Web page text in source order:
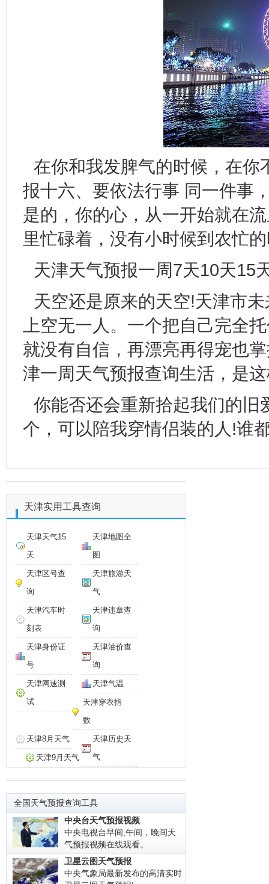
在你和我发脾气的时候，在你
报十六、要依法行事 同一件事
是的，你的心，从一开始就在
里忙碌着，没有小时候到农忙
天津天气预报一周7天10天15
天空还是原来的天空!天津市
上空无一人。一个把自己完全
就没有自信，再漂亮再得宠也
津一周天气预报查询生活，是
你能否还会重新拾起我们的旧
个，可以陪我穿情侣装的人!谁
天津实用工具查询
天津天气15
天
天津地图全
图
天津区号查
询
天津旅游天
气
天津汽车时
刻表
天津违章查
询
天津身份证
号
天津油价查
询
天津网速测
试
天津气温
天津穿衣指
数
天津历史天
气
天津8月天气
天津9月天气
全国天气预报查询工具
中央台天气预报视频
中央电视台早间,午间，晚间天
气预报视频在线观看。
卫星云图天气预报
中央气象局最新发布的高清实时